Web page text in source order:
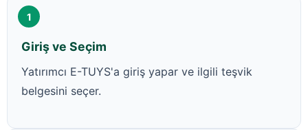
1
Giriş ve Seçim
Yatırımcı E-TUYS'a giriş yapar ve ilgili teşvik
belgesini seçer.